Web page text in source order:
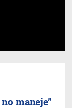
maneje”